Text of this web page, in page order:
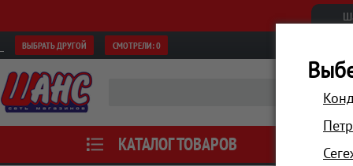
ВЫБРАТЬ ДРУГОЙ СМОТРЕЛИ:0
КАТАЛОГ ТОВАРОВ АКЦИИ